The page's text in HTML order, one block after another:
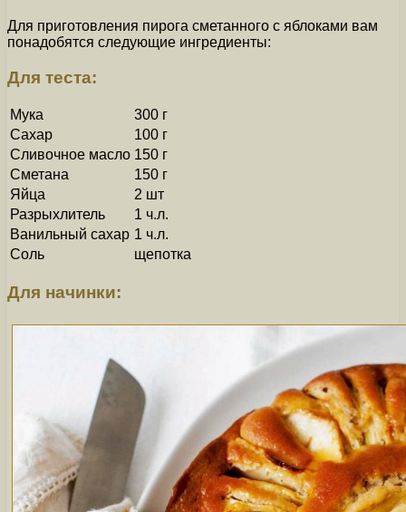
Для приготовления пирога сметанного с яблоками вам
понадобятся следующие ингредиенты:
Для теста:
Мука
300 г
Сахар
100 г
Сливочное масло 150 г
Сметана
150 г
Яйца
2 шт
Разрыхлитель
1 ч.л.
Ванильный сахар 1 ч.л.
Соль
щепотка
Для начинки: